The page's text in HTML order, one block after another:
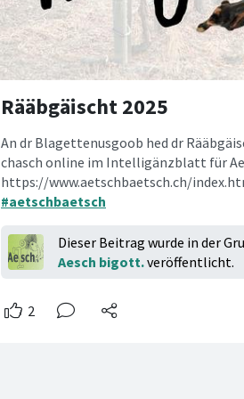
Rääbgäischt 2025
An dr Blagettenusgoob hed dr
chasch online im Intelligänzblatt für
https://www.aetschbaetsch.ch/
#aetschbaetsch
Dieser Beitrag wurde in der
Aesch bigott.veröffentlicht.